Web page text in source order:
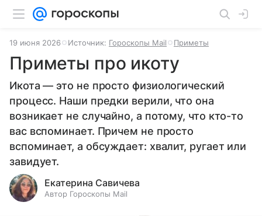
19 июня 2026 Источник: Гороскопы Mail Приметы
Приметы про икоту
Икота — это не просто физиологический
процесс. Наши предки верили, что она
возникает не случайно, а потому, что кто-то
вас вспоминает. Причем не просто
вспоминает, а обсуждает: хвалит, ругает или
завидует.
Екатерина Савичева
Автор Гороскопы Mail